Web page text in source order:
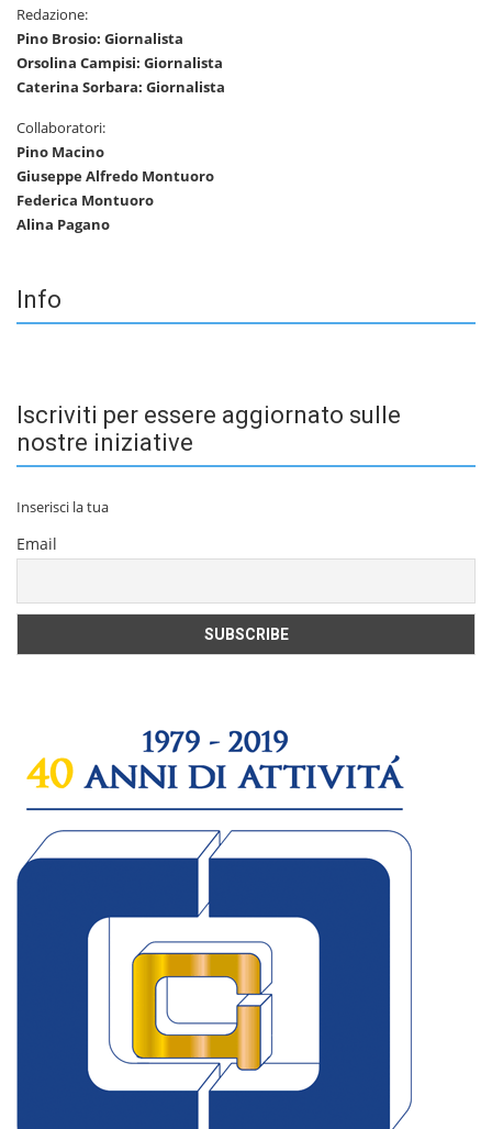
Redazione:
Pino Brosio: Giornalista
Orsolina Campisi: Giornalista
Caterina Sorbara: Giornalista
Collaboratori:
Pino Macino
Giuseppe Alfredo Montuoro
Federica Montuoro
Alina Pagano
Info
Iscriviti per essere aggiornato sulle
nostre iniziative
Inserisci la tua
Email